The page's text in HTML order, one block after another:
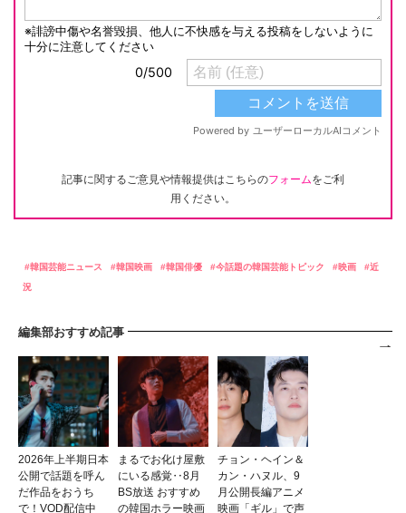
記事に関するご意見や情報提供はこちらのフォームをご利
用ください。
韓国芸能ニュース 韓国映画 韓国俳優 今話題の韓国芸能トピック 映画
近
況
編集部おすすめ記事
2026年上半期日本
公開で話題を呼ん
だ作品をおうち
で！VOD配信中
まるでお化け屋敷
にいる感覚‥8月
BS放送 おすすめ
の韓国ホラー映画
チョン・ヘイン＆
カン・ハヌル、9
月公開長編アニメ
映画「ギル」で声